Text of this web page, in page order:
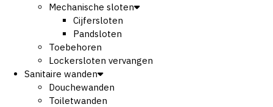
Mechanische sloten
Cijfersloten
Pandsloten
Toebehoren
Lockersloten vervangen
Sanitaire wanden
Douchewanden
Toiletwanden